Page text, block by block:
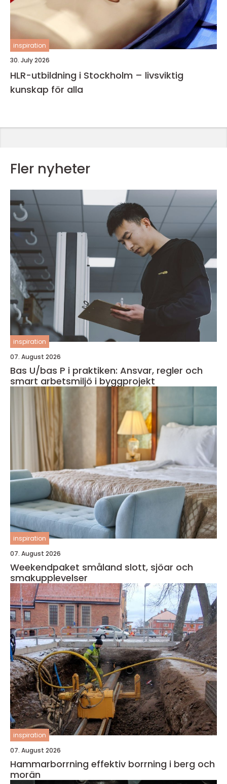
inspiration
30. July 2026
HLR-utbildning i Stockholm – livsviktig
kunskap för alla
Fler nyheter
inspiration
07. August 2026
Bas U/bas P i praktiken: Ansvar, regler och
smart arbetsmiljö i byggprojekt
inspiration
07. August 2026
Weekendpaket småland slott, sjöar och
smakupplevelser
inspiration
07. August 2026
Hammarborrning effektiv borrning i berg och
morän